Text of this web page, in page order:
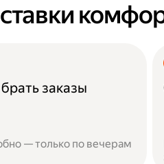
заказы
— только по вечерам